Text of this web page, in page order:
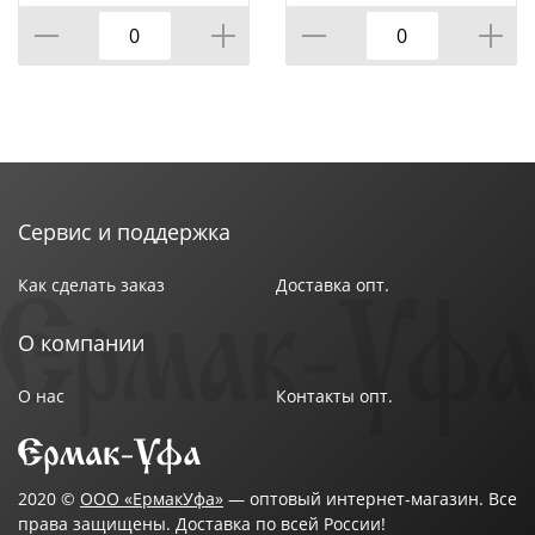
Технические характеристики:
Тип: комплект постельного белья
Коллекция: "Sateen De Luxe"
Цвет: Ханами
Страна-изготовитель: Россия
Сервис и поддержка
Как сделать заказ Доставка опт.
О компании
О нас Контакты опт.
2020 © ООО «ЕрмакУфа» — оптовый интернет-магазин. Все
права защищены. Доставка по всей России!